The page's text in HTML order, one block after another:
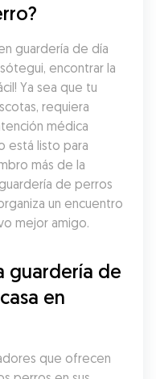
guardería de día
encontrar la
Ya sea que tu
requiera
médica
está listo para
más de la
de perros
un encuentro
mejor amigo.
guardería de
en
que ofrecen